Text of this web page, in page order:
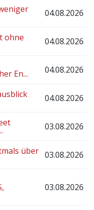
04.08.2026
ohne 04.08.2026
En... 04.08.2026
04.08.2026
03.08.2026
über 03.08.2026
03.08.2026